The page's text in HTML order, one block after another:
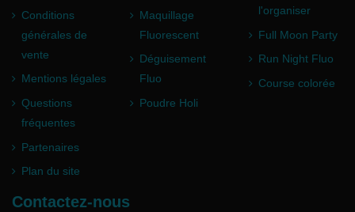
Conditions
générales de
vente
Mentions légales
Questions
fréquentes
Partenaires
Plan du site
Maquillage
Fluorescent
Déguisement
Fluo
Poudre Holi
l'organiser
Full Moon Party
Run Night Fluo
Course colorée
Contactez-nous